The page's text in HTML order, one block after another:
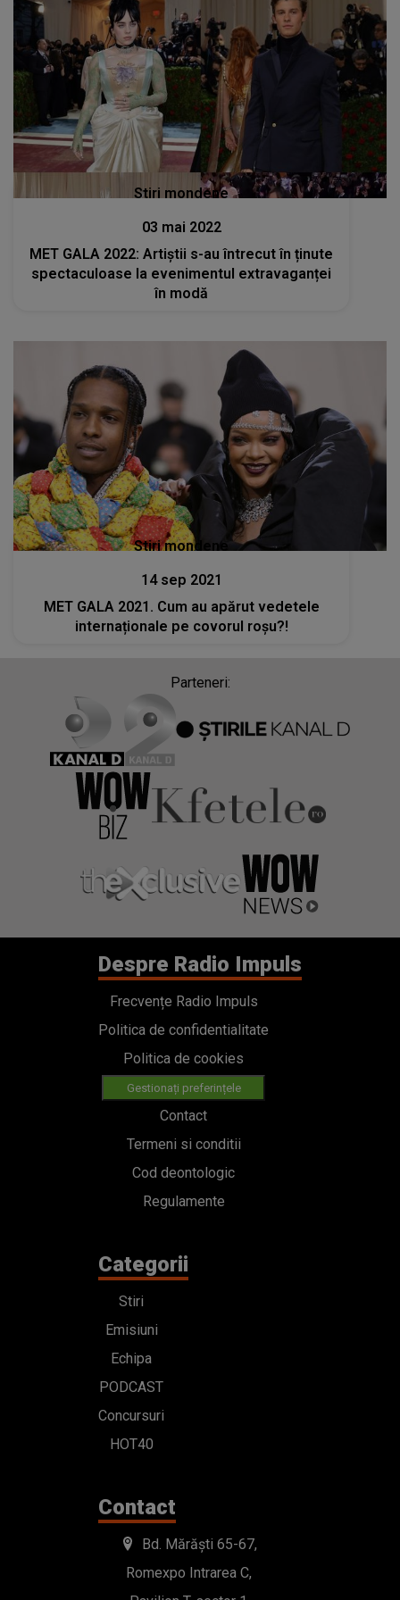
Stiri mondene
03 mai 2022
MET GALA 2022: Artiștii s-au întrecut în ținute
spectaculoase la evenimentul extravaganței
în modă
Stiri mondene
14 sep 2021
MET GALA 2021. Cum au apărut vedetele
internaționale pe covorul roșu?!
Parteneri:
Despre Radio Impuls
Frecvențe Radio Impuls
Politica de confidentialitate
Politica de cookies
Gestionați preferințele
Contact
Termeni si conditii
Cod deontologic
Regulamente
Categorii
Stiri
Emisiuni
Echipa
PODCAST
Concursuri
HOT40
Contact
Bd. Mărăști 65-67,
Romexpo Intrarea C,